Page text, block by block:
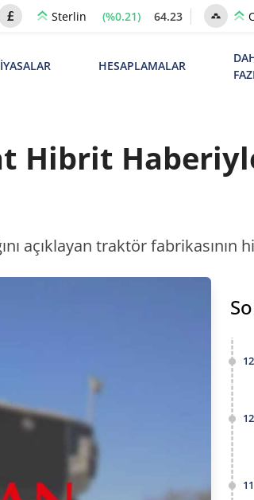
Sterlin (%0.21) 64.23
HESAPLAMALAR
Hibrit
açıklayan traktör fabrikasının